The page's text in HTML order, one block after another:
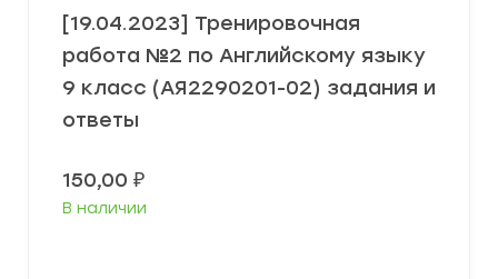
[19.04.2023] Тренировочная
работа №2 по Английскому языку
9 класс (АЯ2290201-02) задания и
ответы
150,00 ₽
В наличии